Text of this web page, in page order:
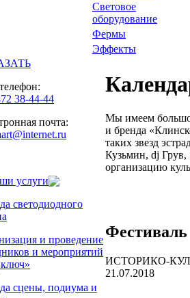
Световое
оборудование
Фермы
Эффекты
38-44-44
почта:
услуги
светодиодного
и проведение
и мероприятий
сцены, подиума и
Мы имеем
и бренда
таких звезд
Кузьмин, dj Грув,
организацию
ИСТОРИКО-
21.07.2018